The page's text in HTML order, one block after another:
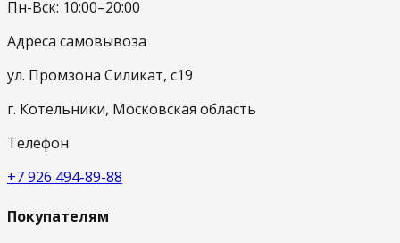
Пн-Вск: 10:00–20:00
Адреса самовывоза
ул. Промзона Силикат, с19
г. Котельники, Московская область
Телефон
+7 926 494-89-88
Покупателям